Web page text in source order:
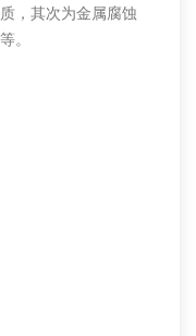
，其次为金属腐蚀
。